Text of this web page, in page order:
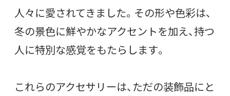
人々に愛されてきました。その形や色彩は、
冬の景色に鮮やかなアクセントを加え、持つ
人に特別な感覚をもたらします。
これらのアクセサリーは、ただの装飾品にと